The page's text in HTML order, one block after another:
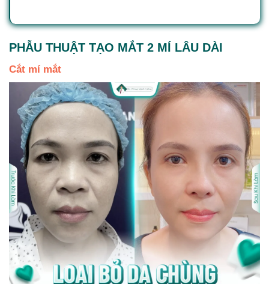
PHẪU THUẬT TẠO MẮT 2 MÍ LÂU DÀI
Cắt mí mắt